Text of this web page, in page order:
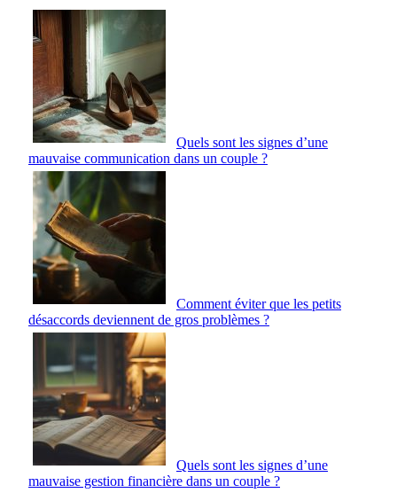
Quels sont les signes d’une
mauvaise communication dans un couple ?
Comment éviter que les petits
désaccords deviennent de gros problèmes ?
Quels sont les signes d’une
mauvaise gestion financière dans un couple ?